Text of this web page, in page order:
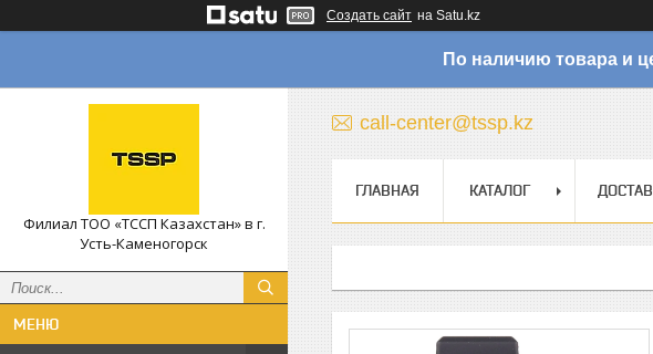
Создать сайт на Satu.kz
По наличию товара и
Филиал ТОО «ТССП Казахстан» в г.
Усть-Каменогорск
call-center@tssp.kz
ГЛАВНАЯ КАТАЛОГ